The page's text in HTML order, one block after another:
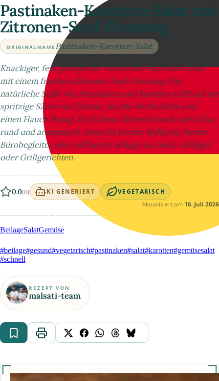
Pastinaken-Karotten-Salat mit
Zitronen-Senf-Dressing
ORIGINALNAME Pastinaken-Karotten-Salat
Knackiger, fein geraspelter Pastinaken-Karotten-Salat
mit einem frischen Zitronen-Senf-Dressing. Die
natürliche Süße von Pastinaken und Karotten trifft auf die
spritzige Säure von Zitrone, leichte Senfschärfe und
einen Hauch Honig. Ein Schuss Olivenöl macht den Salat
rund und aromatisch. Ideal als leichte Mahlzeit, bunter
Bürobegleiter oder raffinierte Beilage zu Fisch, Geflügel
oder Grillgerichten.
0.0(0) KI GENERIERT VEGETARISCH
Aktualisiert am 16. Juli 2026
BeilageSalatGemüse
#beilage#gesund#vegetarisch#pastinaken#salat#karotten#gemüsesalat
#schnell
REZEPT VON
malsati-team